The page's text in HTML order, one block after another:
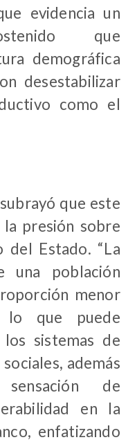
evidencia un
que
demográfica
desestabilizar
como el
que este
presión sobre
del Estado. “La
una población
menor
lo que puede
sistemas de
además
de
en la
enfatizando